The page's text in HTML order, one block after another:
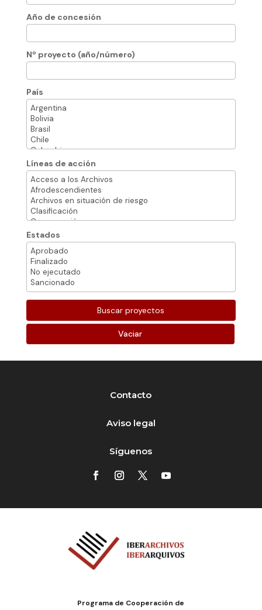
Año de concesión
Nº proyecto (año/número)
País
Líneas de acción
Estados
Vaciar
Contacto
Aviso legal
Síguenos
Programa de Cooperación de